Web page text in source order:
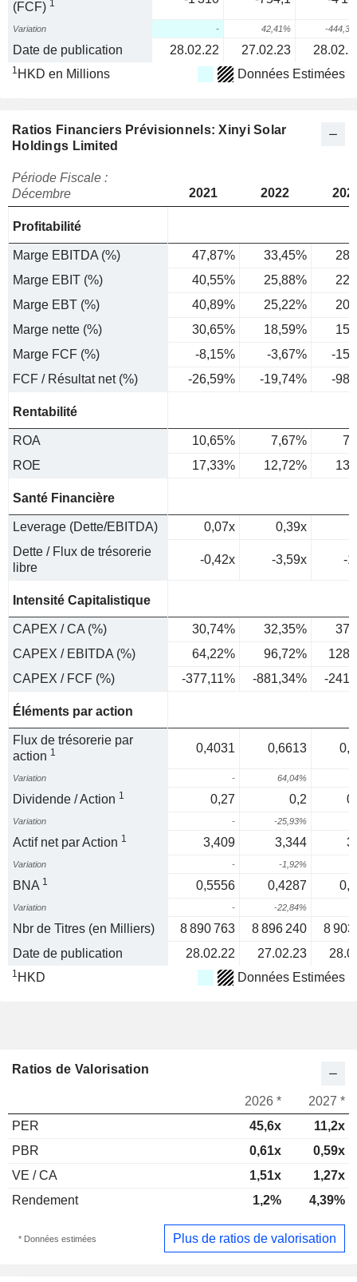
(FCF) 1
Variation - 42,41% -
Date de publication 28.02.22 27.02.23
1 HKD en Millions Données Estimées
Ratios Financiers Prévisionnels: Xinyi Solar
Holdings Limited
Période Fiscale :
Décembre
2021 2022
Profitabilité
Marge EBITDA (%) 47,87% 33,45%
Marge EBIT (%)
40,55% 25,88%
Marge EBT (%)
40,89% 25,22%
Marge nette (%)
30,65% 18,59%
Marge FCF (%)
-8,15% -3,67%
-
FCF / Résultat net (%)
-26,59% -19,74% -
Rentabilité
ROA 10,65% 7,67%
ROE
17,33% 12,72%
Santé Financière
Leverage (Dette/EBITDA) 0,07x
0,39x
Dette / Flux de trésorerie
libre
-0,42x -3,59x -
Intensité Capitalistique
CAPEX / CA (%) 30,74% 32,35%
CAPEX / EBITDA (%)
64,22% 96,72%
CAPEX / FCF (%)
-377,11% -881,34% -
Éléments par action
Flux de trésorerie par
action 1 0,4031 0,6613
Variation - 64,04%
Dividende / Action 1 0,27 0,2
Variation - -25,93%
Actif net par Action 1 3,409 3,344
Variation - -1,92%
BNA 1 0,5556 0,4287
Variation - -22,84%
Nbr de Titres (en Milliers) 8 890 763 8 896 240
8 903
Date de publication
28.02.22 27.02.23
1 HKD Données Estimées
Ratios de Valorisation
2026 *
2027 *
PER
45,6x
11,2x
PBR
0,61x
0,59x
VE / CA
1,51x
1,27x
Rendement
1,2% 4,39%
* Données estimées Plus de ratios de valorisation